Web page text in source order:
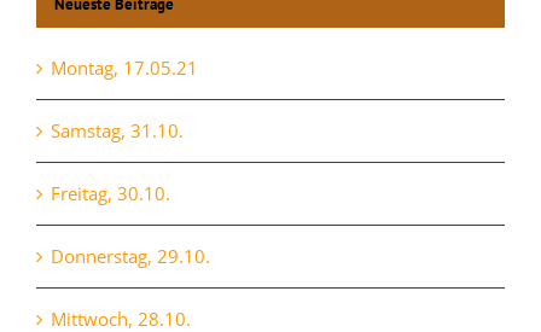
Neueste Beiträge
Montag, 17.05.21
Samstag, 31.10.
Freitag, 30.10.
Donnerstag, 29.10.
Mittwoch, 28.10.